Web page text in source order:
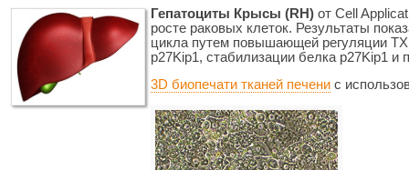
Гепатоциты Крысы (RH) от Cell
росте раковых клеток. Результаты
цикла путем повышающей регуляции
p27Kip1, стабилизации белка p27Kip1
3D биопечати тканей печени с